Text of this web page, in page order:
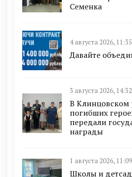
Семенка
4 августа 2026, 11:35
Давайте
3 августа 2026, 14:32
В Клинцовском
погибших
передали
награды
1 августа 2026, 11:09
Школы и